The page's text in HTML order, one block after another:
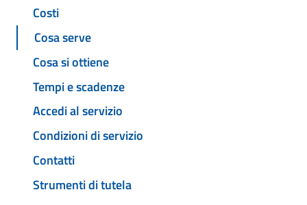
Costi
Cosa serve
Cosa si ottiene
Tempi e scadenze
Accedi al servizio
Condizioni di servizio
Contatti
Strumenti di tutela